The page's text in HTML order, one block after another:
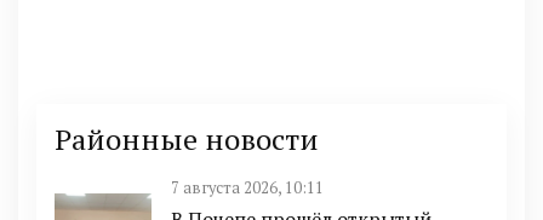
Районные новости
7 августа 2026, 10:11